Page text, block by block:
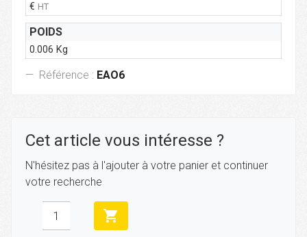
€ HT
POIDS
0.006 Kg
Référence : EAO6
Cet article vous intéresse ?
N'hésitez pas à l'ajouter à votre panier et continuer
votre recherche
shopping_cart